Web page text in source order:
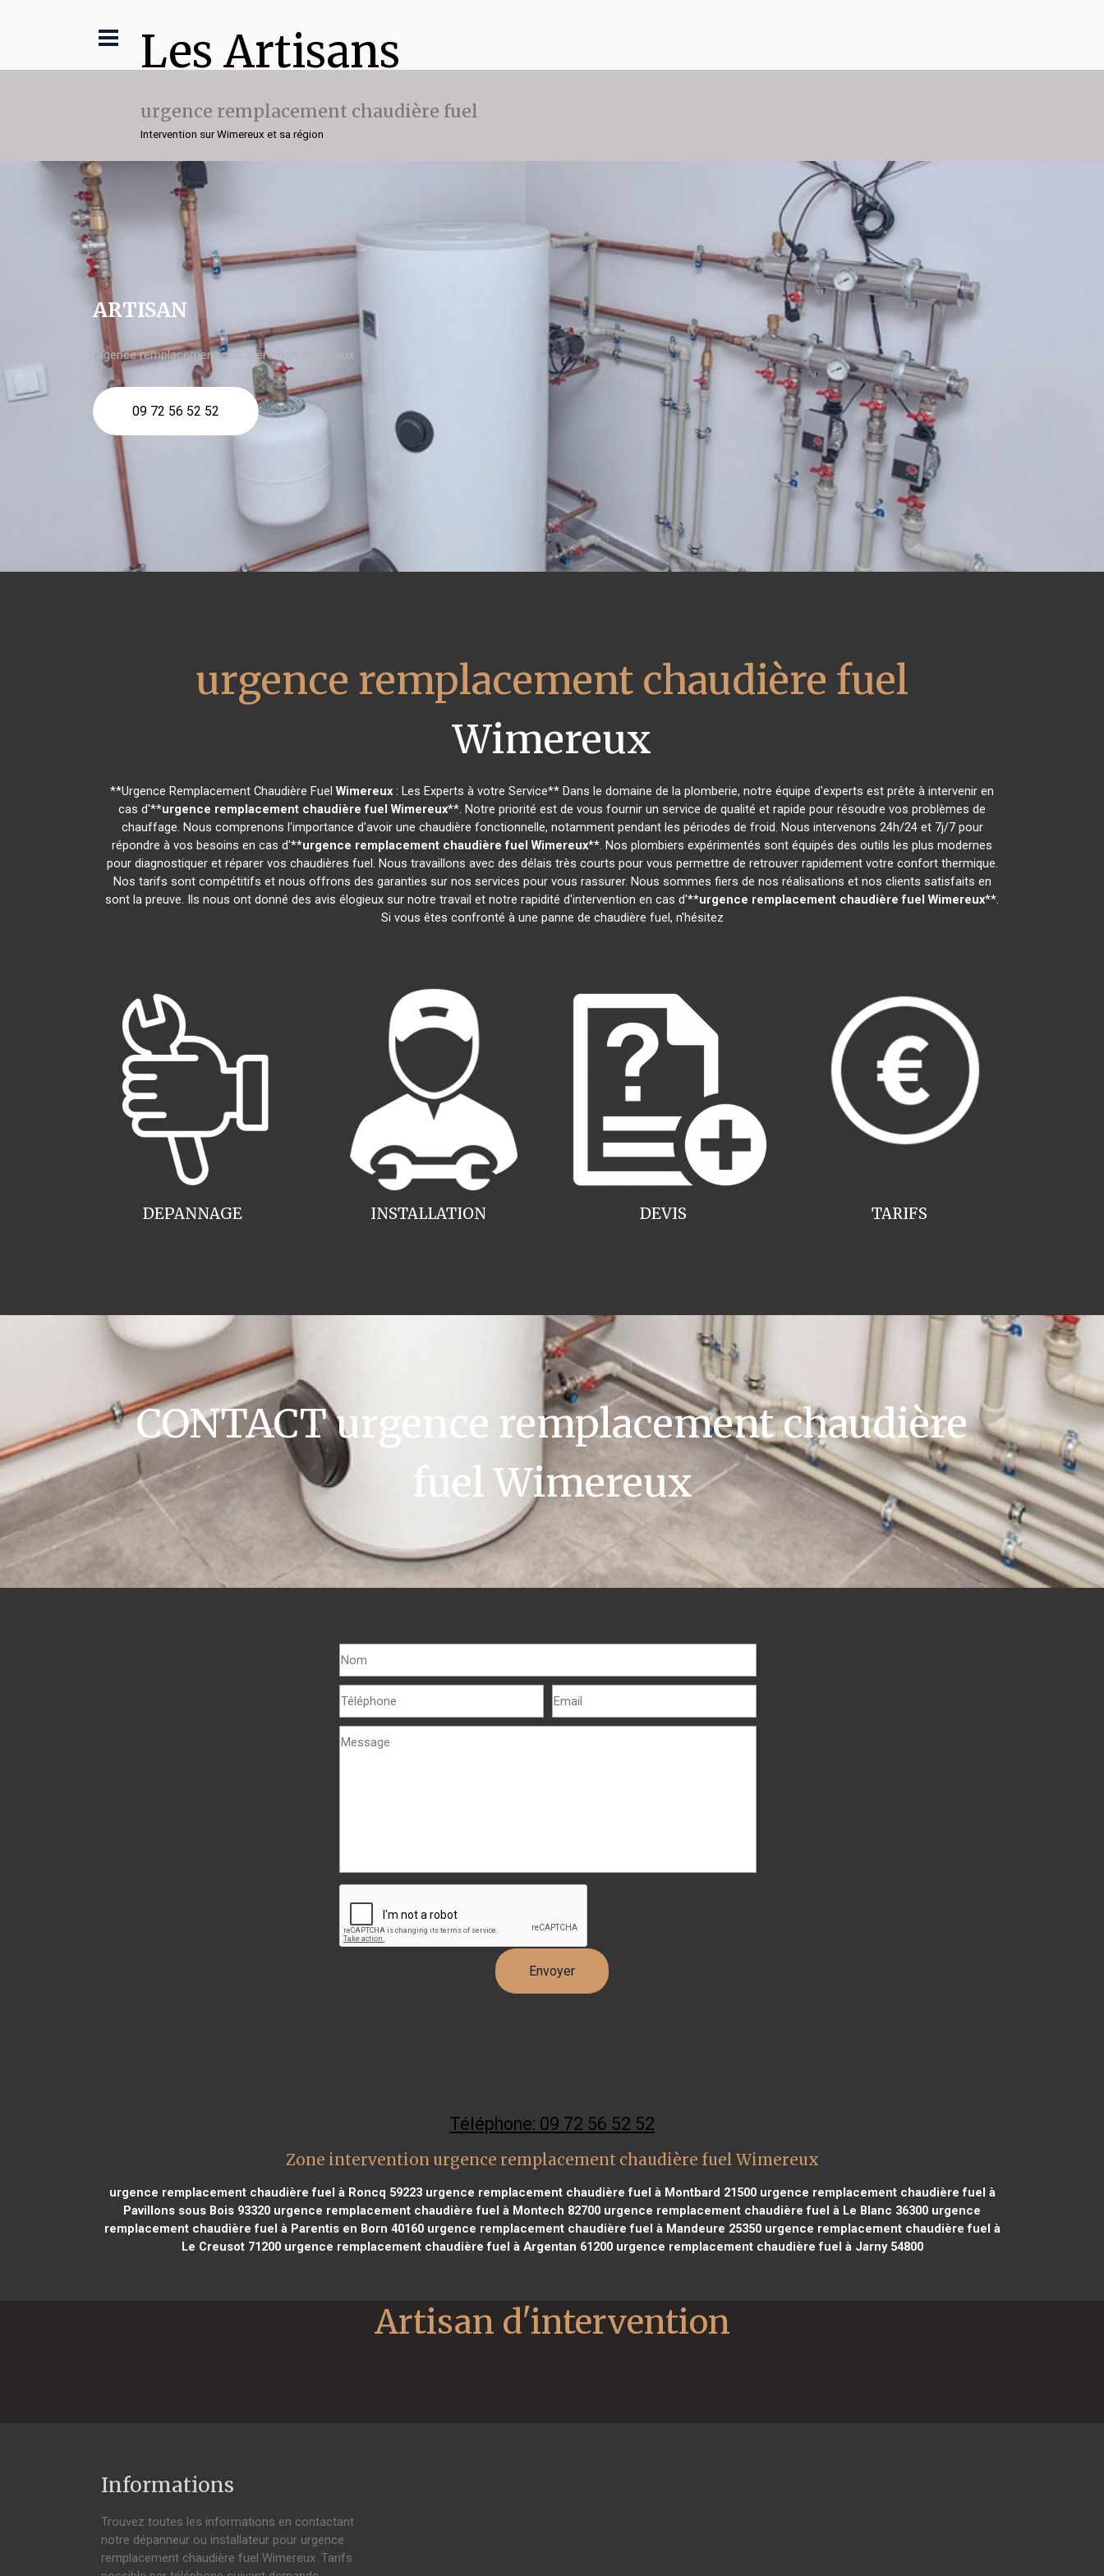
Les Artisans
urgence remplacement chaudière fuel
Intervention sur Wimereux et sa région
ARTISAN
urgence remplacement chaudière fuel Wimereux
09 72 56 52 52
urgence remplacement chaudière fuel
Wimereux
**Urgence Remplacement Chaudière Fuel Wimereux : Les Experts à votre Service** Dans le domaine de la plomberie, notre équipe d'experts est prête à intervenir en
cas d'**urgence remplacement chaudière fuel Wimereux**. Notre priorité est de vous fournir un service de qualité et rapide pour résoudre vos problèmes de
chauffage. Nous comprenons l'importance d'avoir une chaudière fonctionnelle, notamment pendant les périodes de froid. Nous intervenons 24h/24 et 7j/7 pour
répondre à vos besoins en cas d'**urgence remplacement chaudière fuel Wimereux**. Nos plombiers expérimentés sont équipés des outils les plus modernes
pour diagnostiquer et réparer vos chaudières fuel. Nous travaillons avec des délais très courts pour vous permettre de retrouver rapidement votre confort thermique.
Nos tarifs sont compétitifs et nous offrons des garanties sur nos services pour vous rassurer. Nous sommes fiers de nos réalisations et nos clients satisfaits en
sont la preuve. Ils nous ont donné des avis élogieux sur notre travail et notre rapidité d'intervention en cas d'**urgence remplacement chaudière fuel Wimereux**.
Si vous êtes confronté à une panne de chaudière fuel, n'hésitez
INSTALLATION
DEPANNAGE TARIFS
DEVIS
CONTACT urgence remplacement chaudière
fuel Wimereux
Téléphone: 09 72 56 52 52
Zone intervention urgence remplacement chaudière fuel Wimereux
urgence remplacement chaudière fuel à Roncq 59223urgence remplacement chaudière fuel à Montbard 21500urgence remplacement chaudière fuel à
Pavillons sous Bois 93320 urgence remplacement chaudière fuel à Montech 82700 urgence remplacement chaudière fuel à Le Blanc 36300 urgence
remplacement chaudière fuel à Parentis en Born 40160urgence remplacement chaudière fuel à Mandeure 25350urgence remplacement chaudière fuel à
Le Creusot 71200urgence remplacement chaudière fuel à Argentan 61200urgence remplacement chaudière fuel à Jarny 54800
Informations
Trouvez toutes les informations en contactant
notre dépanneur ou installateur pour urgence
remplacement chaudière fuel Wimereux. Tarifs
Artisan d'intervention